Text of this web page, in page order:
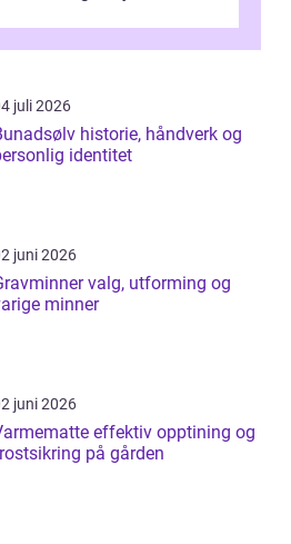
juli 2026
historie, håndverk og
identitet
juni 2026
valg, utforming og
minner
juni 2026
effektiv opptining og
på gården